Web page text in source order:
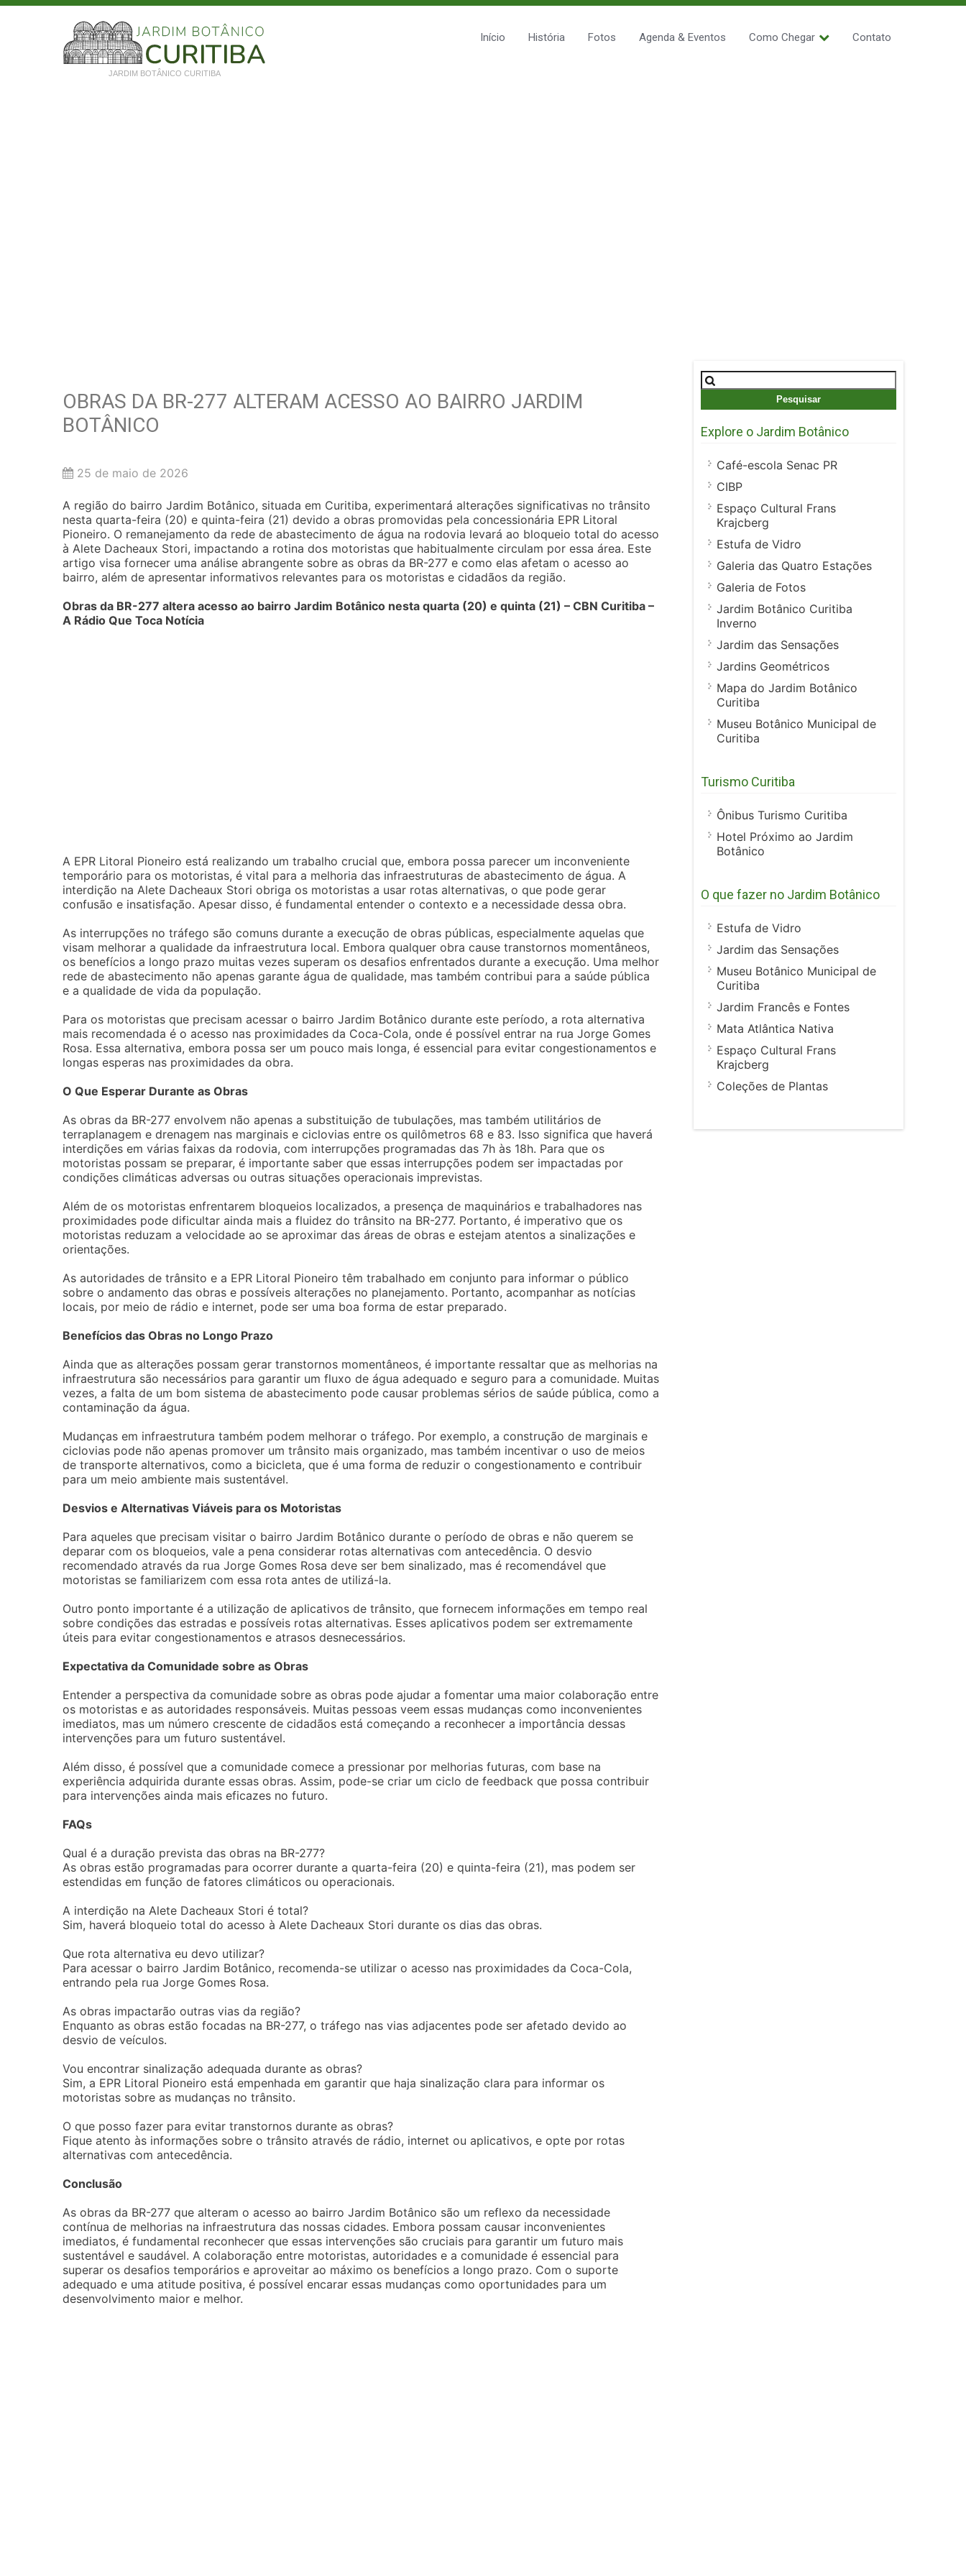
JARDIM BOTÂNICO CURITIBA
Início História Fotos Agenda & Eventos Como Chegar Contato
OBRAS DA BR-277 ALTERAM ACESSO AO BAIRRO JARDIM
BOTÂNICO
25 de maio de 2026
A região do bairro Jardim Botânico, situada em Curitiba, experimentará alterações significativas no trânsito
nesta quarta-feira (20) e quinta-feira (21) devido a obras promovidas pela concessionária EPR Litoral
Pioneiro. O remanejamento da rede de abastecimento de água na rodovia levará ao bloqueio total do acesso
à Alete Dacheaux Stori, impactando a rotina dos motoristas que habitualmente circulam por essa área. Este
artigo visa fornecer uma análise abrangente sobre as obras da BR-277 e como elas afetam o acesso ao
bairro, além de apresentar informativos relevantes para os motoristas e cidadãos da região.
Obras da BR-277 altera acesso ao bairro Jardim Botânico nesta quarta (20) e quinta (21) – CBN Curitiba –
A Rádio Que Toca Notícia
A EPR Litoral Pioneiro está realizando um trabalho crucial que, embora possa parecer um inconveniente
temporário para os motoristas, é vital para a melhoria das infraestruturas de abastecimento de água. A
interdição na Alete Dacheaux Stori obriga os motoristas a usar rotas alternativas, o que pode gerar
confusão e insatisfação. Apesar disso, é fundamental entender o contexto e a necessidade dessa obra.
As interrupções no tráfego são comuns durante a execução de obras públicas, especialmente aquelas que
visam melhorar a qualidade da infraestrutura local. Embora qualquer obra cause transtornos momentâneos,
os benefícios a longo prazo muitas vezes superam os desafios enfrentados durante a execução. Uma melhor
rede de abastecimento não apenas garante água de qualidade, mas também contribui para a saúde pública
e a qualidade de vida da população.
Para os motoristas que precisam acessar o bairro Jardim Botânico durante este período, a rota alternativa
mais recomendada é o acesso nas proximidades da Coca-Cola, onde é possível entrar na rua Jorge Gomes
Rosa. Essa alternativa, embora possa ser um pouco mais longa, é essencial para evitar congestionamentos e
longas esperas nas proximidades da obra.
O Que Esperar Durante as Obras
As obras da BR-277 envolvem não apenas a substituição de tubulações, mas também utilitários de
terraplanagem e drenagem nas marginais e ciclovias entre os quilômetros 68 e 83. Isso significa que haverá
interdições em várias faixas da rodovia, com interrupções programadas das 7h às 18h. Para que os
motoristas possam se preparar, é importante saber que essas interrupções podem ser impactadas por
condições climáticas adversas ou outras situações operacionais imprevistas.
Além de os motoristas enfrentarem bloqueios localizados, a presença de maquinários e trabalhadores nas
proximidades pode dificultar ainda mais a fluidez do trânsito na BR-277. Portanto, é imperativo que os
motoristas reduzam a velocidade ao se aproximar das áreas de obras e estejam atentos a sinalizações e
orientações.
As autoridades de trânsito e a EPR Litoral Pioneiro têm trabalhado em conjunto para informar o público
sobre o andamento das obras e possíveis alterações no planejamento. Portanto, acompanhar as notícias
locais, por meio de rádio e internet, pode ser uma boa forma de estar preparado.
Benefícios das Obras no Longo Prazo
Ainda que as alterações possam gerar transtornos momentâneos, é importante ressaltar que as melhorias na
infraestrutura são necessários para garantir um fluxo de água adequado e seguro para a comunidade. Muitas
vezes, a falta de um bom sistema de abastecimento pode causar problemas sérios de saúde pública, como a
contaminação da água.
Mudanças em infraestrutura também podem melhorar o tráfego. Por exemplo, a construção de marginais e
ciclovias pode não apenas promover um trânsito mais organizado, mas também incentivar o uso de meios
de transporte alternativos, como a bicicleta, que é uma forma de reduzir o congestionamento e contribuir
para um meio ambiente mais sustentável.
Desvios e Alternativas Viáveis para os Motoristas
Para aqueles que precisam visitar o bairro Jardim Botânico durante o período de obras e não querem se
deparar com os bloqueios, vale a pena considerar rotas alternativas com antecedência. O desvio
recomendado através da rua Jorge Gomes Rosa deve ser bem sinalizado, mas é recomendável que
motoristas se familiarizem com essa rota antes de utilizá-la.
Outro ponto importante é a utilização de aplicativos de trânsito, que fornecem informações em tempo real
sobre condições das estradas e possíveis rotas alternativas. Esses aplicativos podem ser extremamente
úteis para evitar congestionamentos e atrasos desnecessários.
Expectativa da Comunidade sobre as Obras
Entender a perspectiva da comunidade sobre as obras pode ajudar a fomentar uma maior colaboração entre
os motoristas e as autoridades responsáveis. Muitas pessoas veem essas mudanças como inconvenientes
imediatos, mas um número crescente de cidadãos está começando a reconhecer a importância dessas
intervenções para um futuro sustentável.
Além disso, é possível que a comunidade comece a pressionar por melhorias futuras, com base na
experiência adquirida durante essas obras. Assim, pode-se criar um ciclo de feedback que possa contribuir
para intervenções ainda mais eficazes no futuro.
FAQs
Qual é a duração prevista das obras na BR-277?
As obras estão programadas para ocorrer durante a quarta-feira (20) e quinta-feira (21), mas podem ser
estendidas em função de fatores climáticos ou operacionais.
A interdição na Alete Dacheaux Stori é total?
Sim, haverá bloqueio total do acesso à Alete Dacheaux Stori durante os dias das obras.
Que rota alternativa eu devo utilizar?
Para acessar o bairro Jardim Botânico, recomenda-se utilizar o acesso nas proximidades da Coca-Cola,
entrando pela rua Jorge Gomes Rosa.
As obras impactarão outras vias da região?
Enquanto as obras estão focadas na BR-277, o tráfego nas vias adjacentes pode ser afetado devido ao
desvio de veículos.
Vou encontrar sinalização adequada durante as obras?
Sim, a EPR Litoral Pioneiro está empenhada em garantir que haja sinalização clara para informar os
motoristas sobre as mudanças no trânsito.
O que posso fazer para evitar transtornos durante as obras?
Fique atento às informações sobre o trânsito através de rádio, internet ou aplicativos, e opte por rotas
alternativas com antecedência.
Conclusão
As obras da BR-277 que alteram o acesso ao bairro Jardim Botânico são um reflexo da necessidade
contínua de melhorias na infraestrutura das nossas cidades. Embora possam causar inconvenientes
imediatos, é fundamental reconhecer que essas intervenções são cruciais para garantir um futuro mais
sustentável e saudável. A colaboração entre motoristas, autoridades e a comunidade é essencial para
superar os desafios temporários e aproveitar ao máximo os benefícios a longo prazo. Com o suporte
adequado e uma atitude positiva, é possível encarar essas mudanças como oportunidades para um
desenvolvimento maior e melhor.
Pesquisar
por:
Explore o Jardim Botânico
Café-escola Senac PR
CIBP
Espaço Cultural Frans
Krajcberg
Estufa de Vidro
Galeria das Quatro Estações
Galeria de Fotos
Jardim Botânico Curitiba
Inverno
Jardim das Sensações
Jardins Geométricos
Mapa do Jardim Botânico
Curitiba
Museu Botânico Municipal de
Curitiba
Turismo Curitiba
Ônibus Turismo Curitiba
Hotel Próximo ao Jardim
Botânico
O que fazer no Jardim Botânico
Estufa de Vidro
Jardim das Sensações
Museu Botânico Municipal de
Curitiba
Jardim Francês e Fontes
Mata Atlântica Nativa
Espaço Cultural Frans
Krajcberg
Coleções de Plantas